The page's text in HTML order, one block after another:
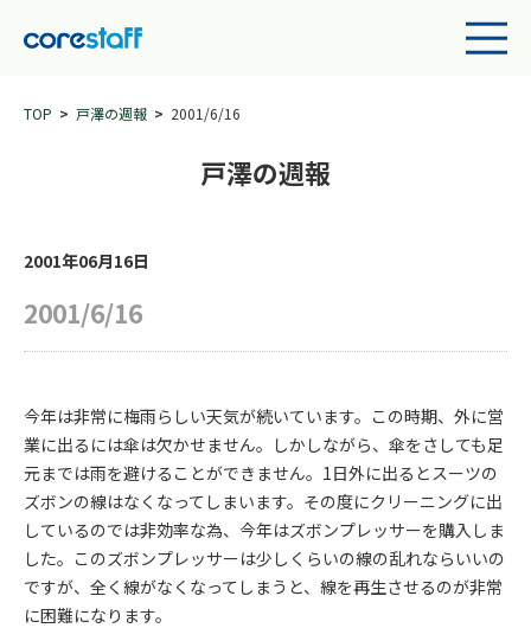
TOP 戸澤の週報 2001/6/16
戸澤の週報
2001年06月16日
2001/6/16
今年は非常に梅雨らしい天気が続いています。この時期、外に営
業に出るには傘は欠かせません。しかしながら、傘をさしても足
元までは雨を避けることができません。1日外に出るとスーツの
ズボンの線はなくなってしまいます。その度にクリーニングに出
しているのでは非効率な為、今年はズボンプレッサーを購入しま
した。このズボンプレッサーは少しくらいの線の乱れならいいの
ですが、全く線がなくなってしまうと、線を再生させるのが非常
に困難になります。